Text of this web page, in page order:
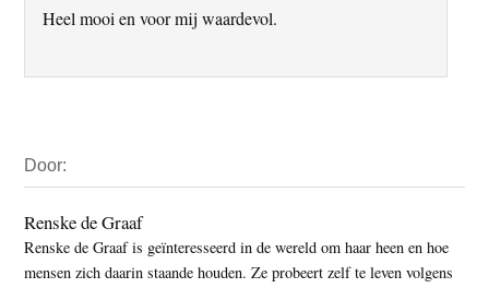
Heel mooi en voor mij waardevol.
Sidebar
Door:
Renske de Graaf
Renske de Graaf is geïnteresseerd in de wereld om haar heen en hoe
mensen zich daarin staande houden. Ze probeert zelf te leven volgens